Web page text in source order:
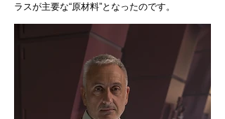
ラスが主要な“原材料”となったのです。